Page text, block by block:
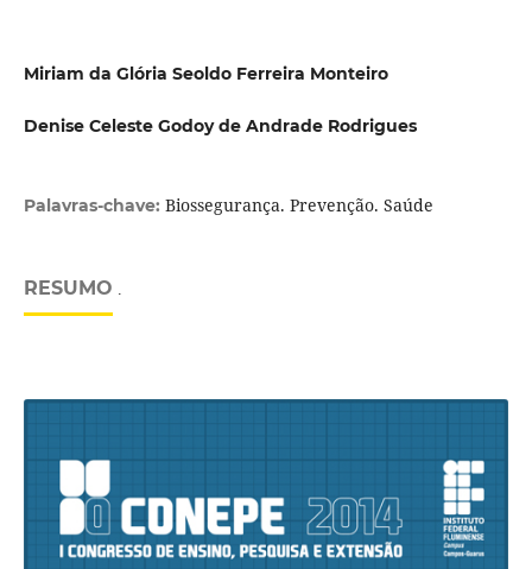
Miriam da Glória Seoldo Ferreira Monteiro
Denise Celeste Godoy de Andrade Rodrigues
Palavras-chave: Biossegurança. Prevenção. Saúde
RESUMO .